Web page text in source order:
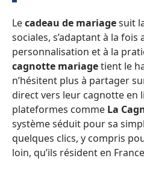
Lecadeau de mariagesuit
sociales, s’adaptant à la fois
personnalisation et à la
cagnotte mariagetient le
n’hésitent plus à partager
direct vers leur cagnotte en
plateformes comme La
système séduit pour sa
quelques clics, y compris
loin, qu’ils résident en